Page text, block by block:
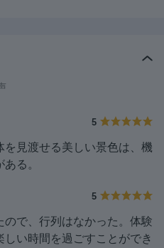
5
見渡せる美しい景色は、機
る。
5
で、行列はなかった。体験
い時間を過ごすことができ